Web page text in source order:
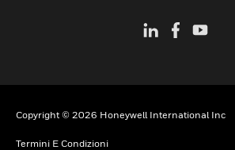
Copyright © 2026 Honeywell International Inc
Termini E Condizioni